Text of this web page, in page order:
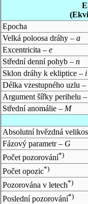
Epocha
Velká poloosa dráhy – a
Excentricita – e
Střední denní pohyb – n
Sklon dráhy k ekliptice – i
Délka vzestupného uzlu –
Argument šířky perihelu
Střední anomálie – M
Absolutní hvězdná
Fázový parametr – G
Počet pozorování*)
Počet opozic*)
Pozorována v letech*)
Poslední pozorování*)